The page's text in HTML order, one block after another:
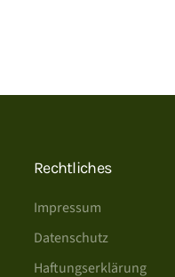
Rechtliches
Impressum
Datenschutz
Haftungserklärung